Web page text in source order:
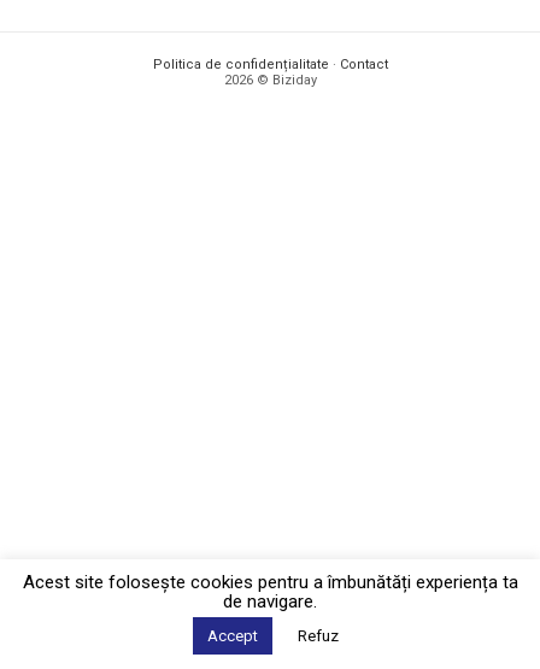
Politica de confidențialitate · Contact
2026 © Biziday
Acest site foloseşte cookies pentru a îmbunătăți experiența ta
de navigare.
Accept Refuz